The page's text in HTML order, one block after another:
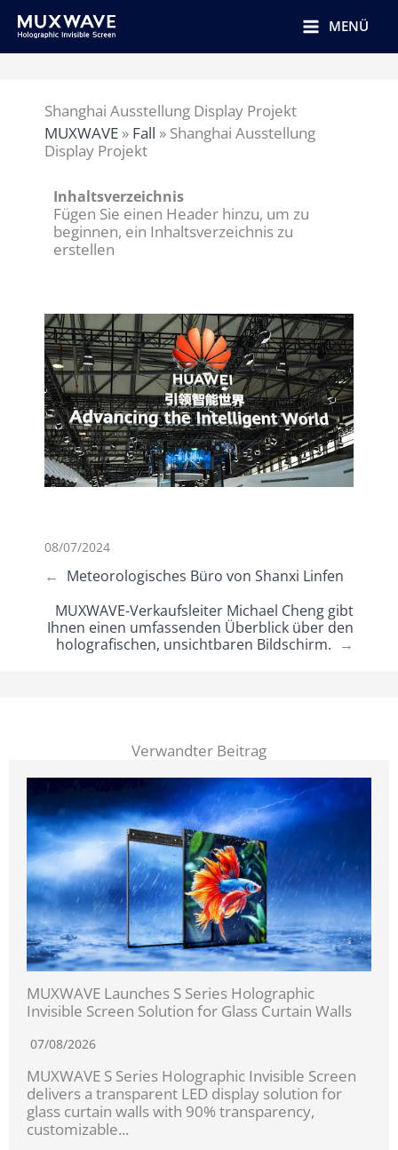
MENÜ
Shanghai Ausstellung Display Projekt
MUXWAVE » Fall » Shanghai Ausstellung
Display Projekt
Inhaltsverzeichnis
Fügen Sie einen Header hinzu, um zu
beginnen, ein Inhaltsverzeichnis zu
erstellen
08/07/2024
← Meteorologisches Büro von Shanxi Linfen
MUXWAVE-Verkaufsleiter Michael Cheng gibt
Ihnen einen umfassenden Überblick über den
holografischen, unsichtbaren Bildschirm. →
Verwandter Beitrag
MUXWAVE Launches S Series Holographic
Invisible Screen Solution for Glass Curtain Walls
07/08/2026
MUXWAVE S Series Holographic Invisible Screen
delivers a transparent LED display solution for
glass curtain walls with 90% transparency,
customizable...